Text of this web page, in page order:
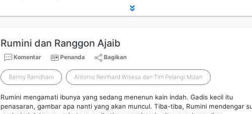
Rumini dan Ranggon Ajaib
Komentar Penanda Bagikan
Benny Ramdhani Antonio Reinhard Wisesa dan Tim Pelangi Mizan
Rumini mengamati ibunya yang sedang menenun kain indah. Gadis kecil itu
penasaran, gambar apa nanti yang akan muncul. Tiba-tiba, Rumini mendengar